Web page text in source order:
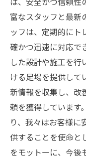
富なスタッフと最新
ッフは、定期的にト
確かつ迅速に対応で
した設計や施工を行
ける足場を提供して
新情報を収集し、改
頼を獲得しています
り、我々はお客様に
供することを使命と
をモットーに、今後